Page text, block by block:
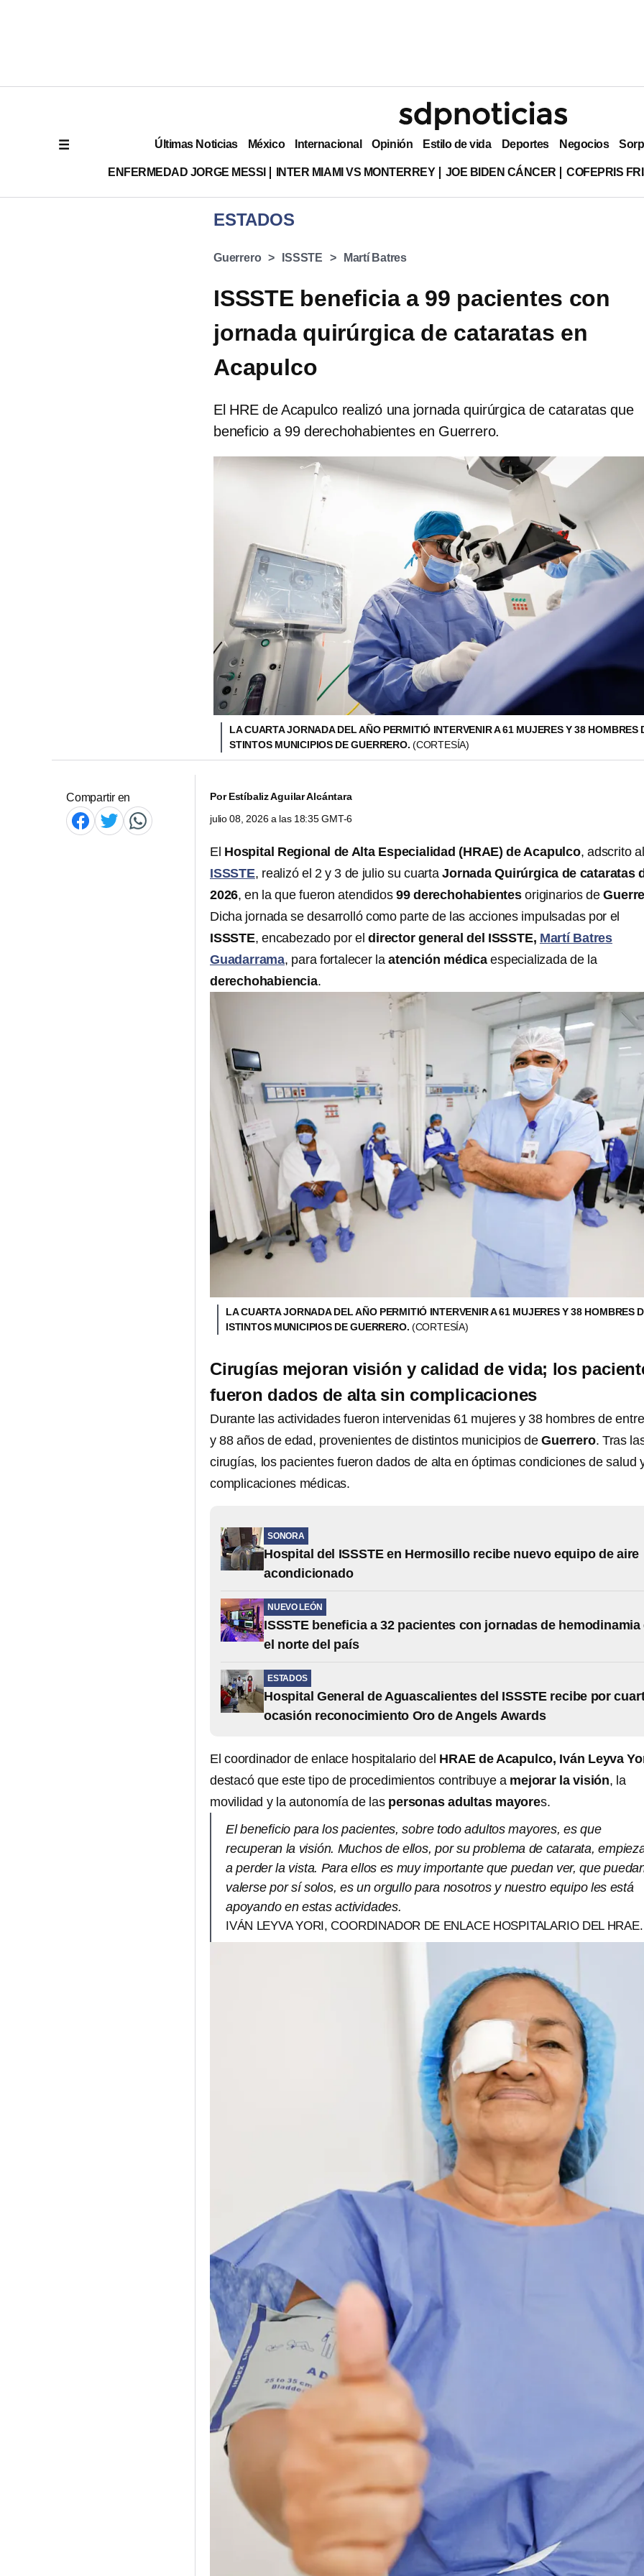
Últimas Noticias México Internacional Opinión Estilo de vida Deportes Negocios
ENFERMEDAD JORGE MESSI INTER MIAMI VS MONTERREY JOE BIDEN CÁNCER COFEPRIS
ESTADOS
Guerrero ISSSTE Martí Batres
ISSSTE beneficia a 99 pacientes con
jornada quirúrgica de cataratas en
Acapulco
El HRE de Acapulco realizó una jornada quirúrgica de cataratas que
beneficio a 99 derechohabientes en Guerrero.
LA CUARTA JORNADA DEL AÑO PERMITIÓ INTERVENIR A 61 MUJERES Y 38 HOMBRES
STINTOS MUNICIPIOS DE GUERRERO.(CORTESÍA)
Compartir en PorEstíbaliz Aguilar Alcántara
julio 08, 2026 a las 18:35 GMT-6
El Hospital Regional de Alta Especialidad (HRAE) de Acapulco, adscrito al
ISSSTE, realizó el 2 y 3 de julio su cuartaJornada Quirúrgica de cataratas
2026, en la que fueron atendidos99 derechohabientesoriginarios de
Dicha jornada se desarrolló como parte de las acciones impulsadas por el
ISSSTE, encabezado por eldirector general del ISSSTE, Martí Batres
Guadarrama, para fortalecer laatención médicaespecializada de la
derechohabiencia.
LA CUARTA JORNADA DEL AÑO PERMITIÓ INTERVENIR A 61 MUJERES Y 38 HOMBRES
ISTINTOS MUNICIPIOS DE GUERRERO. (CORTESÍA)
Cirugías mejoran visión y calidad de vida; los
fueron dados de alta sin complicaciones
Durante las actividades fueron intervenidas 61 mujeres y 38 hombres de
y 88 años de edad, provenientes de distintos municipios deGuerrero. Tras
cirugías, los pacientes fueron dados de alta en óptimas condiciones de salud
complicaciones médicas.
SONORA
Hospital del ISSSTE en Hermosillo recibe nuevo equipo de aire
acondicionado
NUEVO LEÓN
ISSSTE beneficia a 32 pacientes con jornadas de hemodinamia
el norte del país
ESTADOS
Hospital General de Aguascalientes del ISSSTE recibe por
ocasión reconocimiento Oro de Angels Awards
El coordinador de enlace hospitalario del HRAE de Acapulco, Iván Leyva
destacó que este tipo de procedimientos contribuye amejorar la visión, la
movilidad y la autonomía de las personas adultas mayores.
El beneficio para los pacientes, sobre todo adultos mayores, es que
recuperan la visión. Muchos de ellos, por su problema de catarata,
a perder la vista. Para ellos es muy importante que puedan ver, que
valerse por sí solos, es un orgullo para nosotros y nuestro equipo les está
apoyando en estas actividades.
IVÁN LEYVA YORI, COORDINADOR DE ENLACE HOSPITALARIO DEL HRAE.